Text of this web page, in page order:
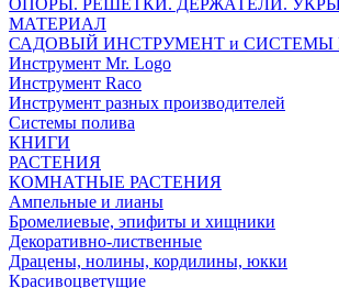
ОПОРЫ. РЕШЕТКИ. ДЕРЖАТЕЛИ.
МАТЕРИАЛ
САДОВЫЙ ИНСТРУМЕНТ и СИСТЕМЫ
Инструмент Mr. Logo
Инструмент Raco
Инструмент разных производителей
Системы полива
КНИГИ
РАСТЕНИЯ
КОМНАТНЫЕ РАСТЕНИЯ
Ампельные и лианы
Бромелиевые, эпифиты и хищники
Декоративно-лиственные
Драцены, нолины, кордилины, юкки
Красивоцветущие